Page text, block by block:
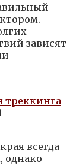
зависят
треккинга
всегда
однако